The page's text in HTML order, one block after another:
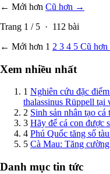
← Mới hơn Cũ hơn →
Trang 1 / 5 · 112 bài
← Mới hơn 1 2 3 4 5 Cũ
Xem nhiều nhất
1 Nghiên cứu đặc
thalassinus Rüppell
2 Sinh sản nhân tạo cá
3 Hãy để cá con được
4 Phú Quốc tăng số
5 Cà Mau: Tăng
Danh mục tin tức